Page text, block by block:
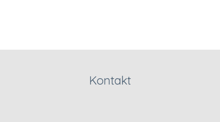
Kontakt